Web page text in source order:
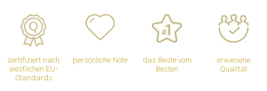
zertifiziert nach
westlichen EU-
Standards
persönliche Note
das Beste vom
Besten
erwiesene
Qualität